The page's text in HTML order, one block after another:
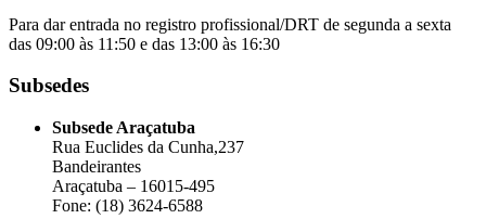
Para dar entrada no registro profissional/DRT de segunda a sexta
das 09:00 às 11:50 e das 13:00 às 16:30
Subsedes
Subsede Araçatuba
Rua Euclides da Cunha,237
Bandeirantes
Araçatuba – 16015-495
Fone: (18) 3624-6588